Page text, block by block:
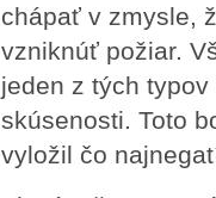
chápať v zmysle,
vzniknúť požiar.
jeden z tých
skúsenosti. Toto
vyložil čo